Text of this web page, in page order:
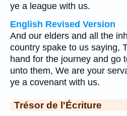
ye a league with us.
English Revised Version
And our elders and all the
country spake to us saying,
hand for the journey and go
unto them, We are your
ye a covenant with us.
Trésor de l'Écriture